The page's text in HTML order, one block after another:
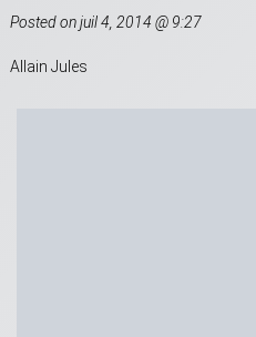
Posted on juil 4, 2014 @ 9:27
Allain Jules